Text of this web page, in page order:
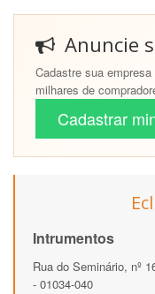
Anuncie
Cadastre sua
milhares de
Cadastrar
Intrumentos
Rua do Seminário, nº
- 01034-040